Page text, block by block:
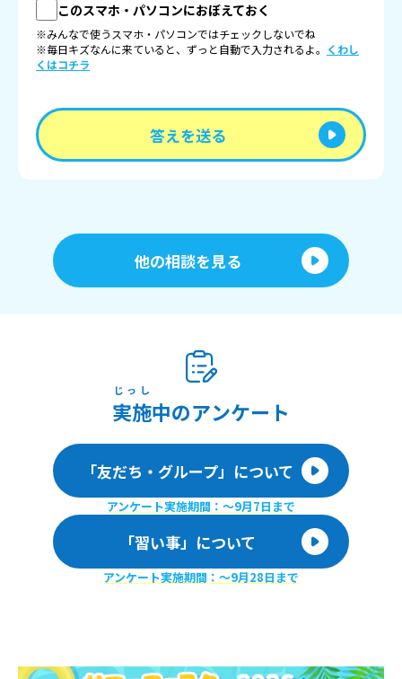
このスマホ・パソコンにおぼえておく
※みんなで使うスマホ・パソコンではチェックしないでね
※毎日キズなんに来ていると、ずっと自動で入力されるよ。 くわし
くはコチラ
答えを送る
他の相談を見る
実施
じっし
中のアンケート
「友だち・グループ」について
アンケート実施期間：〜9月7日まで
「習い事」について
アンケート実施期間：〜9月28日まで